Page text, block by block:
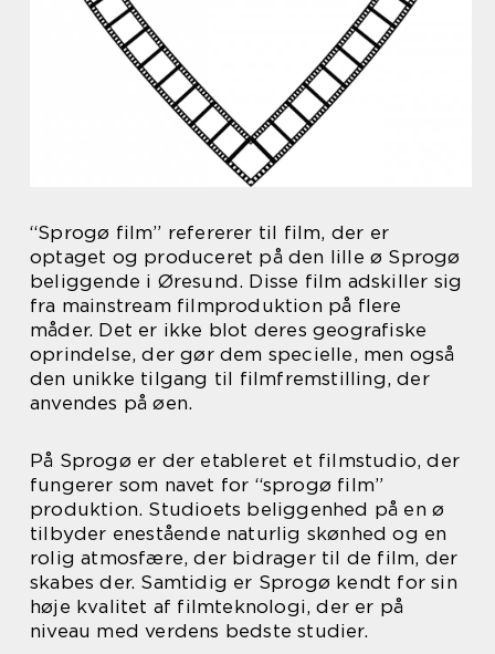
“Sprogø film” refererer til film, der er
optaget og produceret på den lille ø Sprogø
beliggende i Øresund. Disse film adskiller sig
fra mainstream filmproduktion på flere
måder. Det er ikke blot deres geografiske
oprindelse, der gør dem specielle, men også
den unikke tilgang til filmfremstilling, der
anvendes på øen.
På Sprogø er der etableret et filmstudio, der
fungerer som navet for “sprogø film”
produktion. Studioets beliggenhed på en ø
tilbyder enestående naturlig skønhed og en
rolig atmosfære, der bidrager til de film, der
skabes der. Samtidig er Sprogø kendt for sin
høje kvalitet af filmteknologi, der er på
niveau med verdens bedste studier.